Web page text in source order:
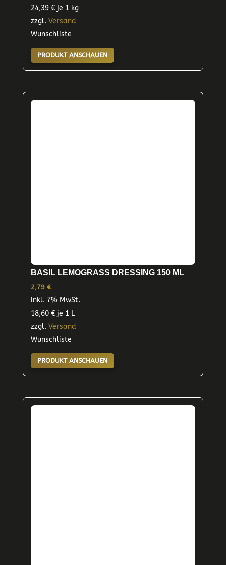
24,39 €je 1 kg
zzgl. Versand
Wunschliste
PRODUKT ANSCHAUEN
BASIL LEMOGRASS DRESSING 150 ML
2,79 €
inkl. 7% MwSt.
18,60 €je 1 L
zzgl. Versand
Wunschliste
PRODUKT ANSCHAUEN